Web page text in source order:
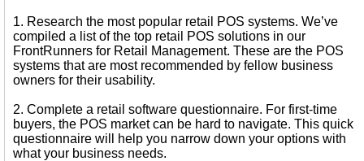
1. Research the most popular retail POS systems. We’ve
compiled a list of the top retail POS solutions in our
FrontRunners for Retail Management. These are the POS
systems that are most recommended by fellow business
owners for their usability.
2. Complete a retail software questionnaire. For first-time
buyers, the POS market can be hard to navigate. This quick
questionnaire will help you narrow down your options with
what your business needs.